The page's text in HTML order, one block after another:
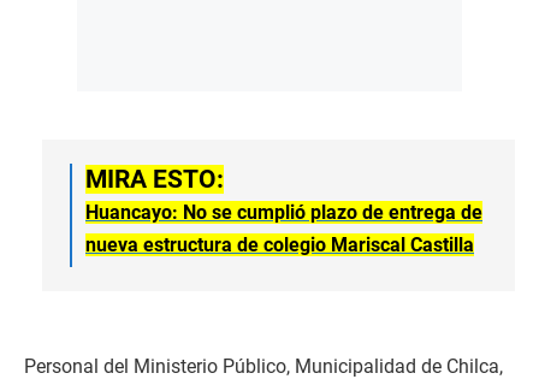
MIRA ESTO:
Huancayo: No se cumplió plazo de entrega de
nueva estructura de colegio Mariscal Castilla
Personal del Ministerio Público, Municipalidad de Chilca,